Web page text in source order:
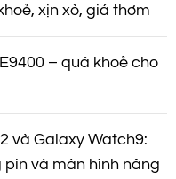
xịn xò, giá thơm
– quá khoẻ cho
và Galaxy Watch9:
và màn hình nâng